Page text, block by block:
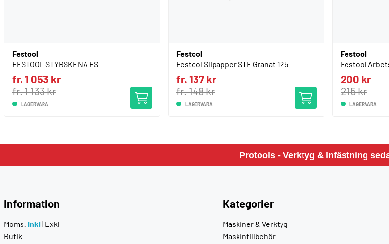
Festool
FESTOOL STYRSKENA FS
fr. 1 053 kr
fr. 1 133 kr
LAGERVARA
Festool
Festool Slipapper STF Granat 125
fr. 137 kr
fr. 148 kr
LAGERVARA
Festool
Festool
200 kr
215 kr
LAGERVARA
Protools - Verktyg & Infästning
Information
Moms: Inkl | Exkl
Butik
Kategorier
Maskiner & Verktyg
Maskintillbehör